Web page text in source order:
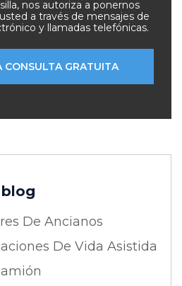
nos autoriza a ponernos
a través de mensajes de
y llamadas telefónicas.
De Ancianos
De Vida Asistida